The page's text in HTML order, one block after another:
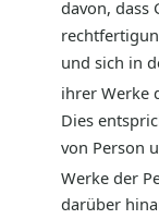
davon, dass
und sich in
ihrer Werke
Dies
von Person
Werke der
darüber